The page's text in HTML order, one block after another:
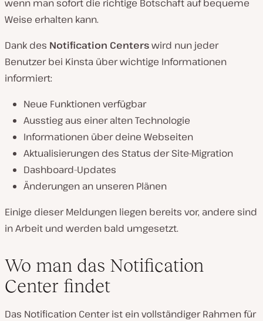
wenn man sofort die richtige Botschaft auf bequeme
Weise erhalten kann.
Dank des Notification Centerswird nun jeder
Benutzer bei Kinsta über wichtige Informationen
informiert:
Neue Funktionen verfügbar
Ausstieg aus einer alten Technologie
Informationen über deine Webseiten
Aktualisierungen des Status der Site-Migration
Dashboard-Updates
Änderungen an unseren Plänen
Einige dieser Meldungen liegen bereits vor, andere sind
in Arbeit und werden bald umgesetzt.
Wo man das Notification
Center findet
Das Notification Center ist ein vollständiger Rahmen für